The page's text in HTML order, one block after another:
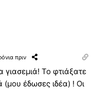
πριν
Το φτιάξατε
έδωσες ιδέα) ! Οι